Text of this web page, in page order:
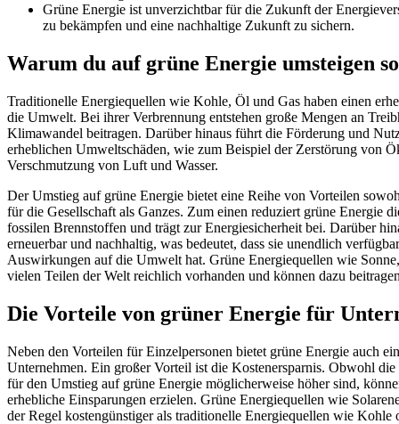
Grüne Energie ist unverzichtbar für die Zukunft der
zu bekämpfen und eine nachhaltige Zukunft zu sichern.
Warum du auf grüne Energie umsteigen
Traditionelle Energiequellen wie Kohle, Öl und Gas haben einen
die Umwelt. Bei ihrer Verbrennung entstehen große Mengen an
Klimawandel beitragen. Darüber hinaus führt die Förderung und
erheblichen Umweltschäden, wie zum Beispiel der Zerstörung von
Verschmutzung von Luft und Wasser.
Der Umstieg auf grüne Energie bietet eine Reihe von Vorteilen
für die Gesellschaft als Ganzes. Zum einen reduziert grüne Energie
fossilen Brennstoffen und trägt zur Energiesicherheit bei. Darüber
erneuerbar und nachhaltig, was bedeutet, dass sie unendlich
Auswirkungen auf die Umwelt hat. Grüne Energiequellen wie
vielen Teilen der Welt reichlich vorhanden und können dazu
Die Vorteile von grüner Energie für
Neben den Vorteilen für Einzelpersonen bietet grüne Energie auch
Unternehmen. Ein großer Vorteil ist die Kostenersparnis. Obwohl
für den Umstieg auf grüne Energie möglicherweise höher sind,
erhebliche Einsparungen erzielen. Grüne Energiequellen wie
der Regel kostengünstiger als traditionelle Energiequellen wie Kohle